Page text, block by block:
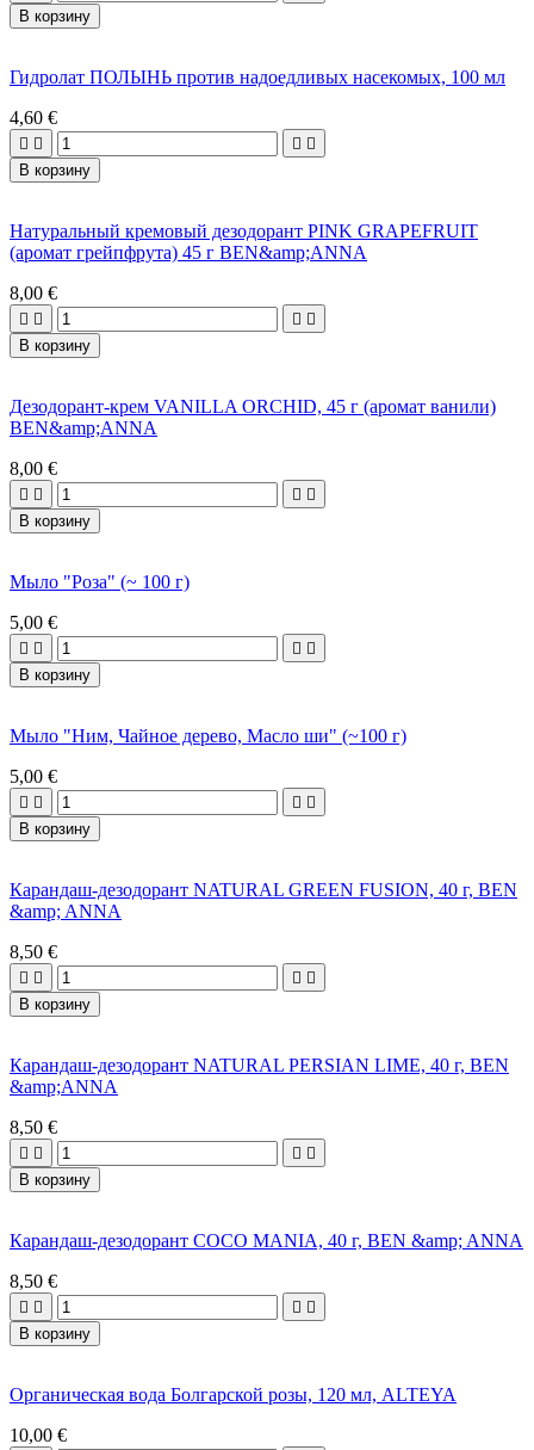
В корзину
Гидролат ПОЛЫНЬ против надоедливых насекомых, 100 мл
4,60 €
   
В корзину
Натуральный кремовый дезодорант PINK GRAPEFRUIT
(аромат грейпфрута) 45 г BEN&amp;ANNA
8,00 €
   
В корзину
Дезодорант-крем VANILLA ORCHID, 45 г (аромат ванили)
BEN&amp;ANNA
8,00 €
   
В корзину
Мыло "Роза" (~ 100 г)
5,00 €
   
В корзину
Мыло "Ним, Чайное дерево, Масло ши" (~100 г)
5,00 €
   
В корзину
Карандаш-дезодорант NATURAL GREEN FUSION, 40 г, BEN
&amp; ANNA
8,50 €
   
В корзину
Карандаш-дезодорант NATURAL PERSIAN LIME, 40 г, BEN
&amp;ANNA
8,50 €
   
В корзину
Карандаш-дезодорант COCO MANIA, 40 г, BEN &amp; ANNA
8,50 €
   
В корзину
Органическая вода Болгарской розы, 120 мл, ALTEYA
10,00 €